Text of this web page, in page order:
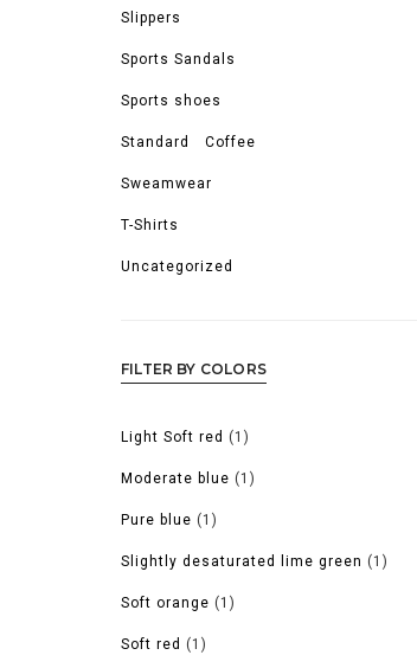
Slippers
Sports Sandals
Sports shoes
Standard Coffee
Sweamwear
T-Shirts
Uncategorized
FILTER BY COLORS
Light Soft red (1)
Moderate blue (1)
Pure blue (1)
Slightly desaturated lime green (1)
Soft orange (1)
Soft red (1)